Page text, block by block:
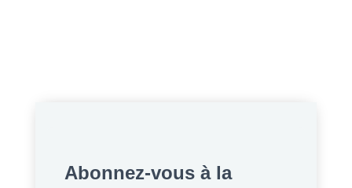
Abonnez-vous à la